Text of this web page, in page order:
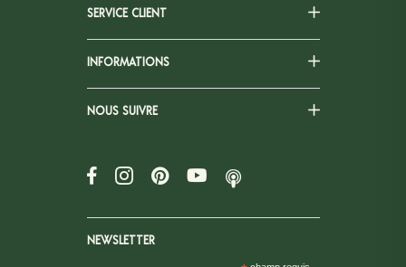
SERVICE CLIENT
INFORMATIONS
NOUS SUIVRE
NEWSLETTER